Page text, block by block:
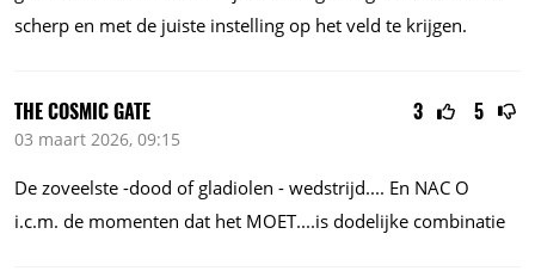
scherp en met de juiste instelling op het veld te krijgen.
3 5
THE COSMIC GATE
03 maart 2026, 09:15
De zoveelste -dood of gladiolen - wedstrijd.... En NAC O
i.c.m. de momenten dat het MOET....is dodelijke combinatie